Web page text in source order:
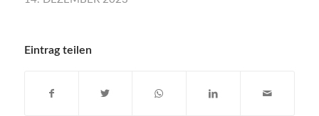
Eintrag teilen